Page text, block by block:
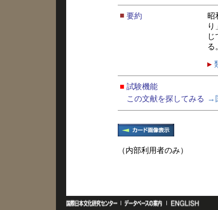
■ 要約
昭
り
じ
る
■ 試験機能
この文献を探してみる
→
（内部利用者のみ）